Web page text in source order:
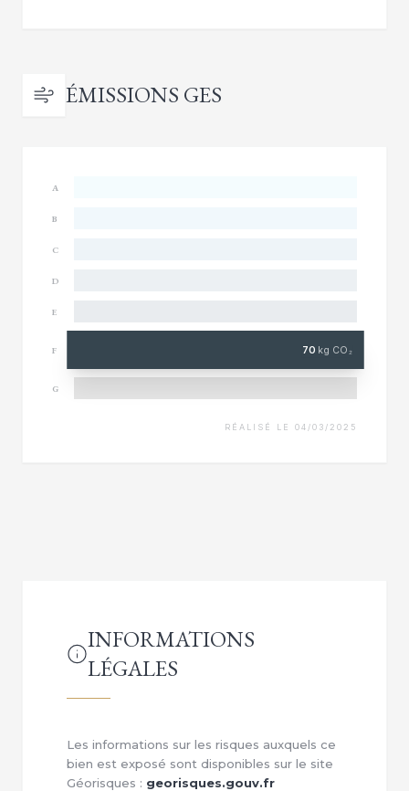
ÉMISSIONS GES
A
B
C
D
E
F 70 kg CO₂
G
RÉALISÉ LE 04/03/2025
INFORMATIONS
LÉGALES
Les informations sur les risques auxquels ce
bien est exposé sont disponibles sur le site
Géorisques : georisques.gouv.fr